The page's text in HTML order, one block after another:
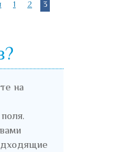
1 2 3
на